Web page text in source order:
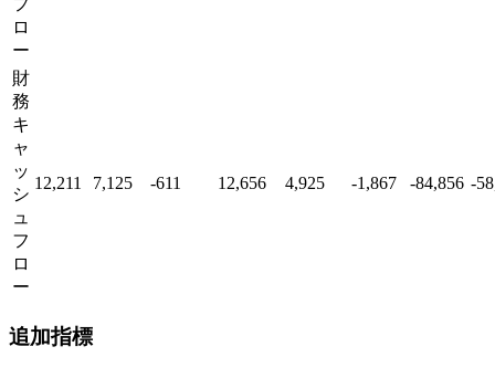
ロ
ー
財
務
キ
ャ
ッ
シ
ュ
フ
ロ
ー
12,211 7,125 -611 12,656 4,925 -1,867 -84,856 -
追加指標